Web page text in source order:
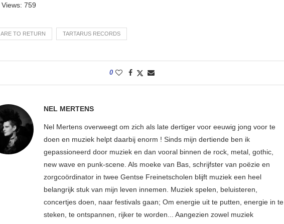
759
ARE TO RETURN TARTARUS RECORDS
0
NEL MERTENS
Nel Mertens overweegt om zich als late dertiger voor eeuwig jong voor te
doen en muziek helpt daarbij enorm ! Sinds mijn dertiende ben ik
gepassioneerd door muziek en dan vooral binnen de rock, metal, gothic,
new wave en punk-scene. Als moeke van Bas, schrijfster van poëzie en
zorgcoördinator in twee Gentse Freinetscholen blijft muziek een heel
belangrijk stuk van mijn leven innemen. Muziek spelen, beluisteren,
concertjes doen, naar festivals gaan; Om energie uit te putten, energie in te
steken, te ontspannen, rijker te worden... Aangezien zowel muziek